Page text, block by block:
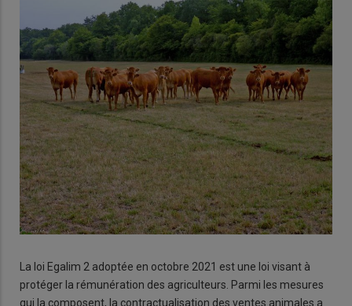
La loi Egalim 2 adoptée en octobre 2021 est une loi visant à
protéger la rémunération des agriculteurs. Parmi les mesures
qui la composent, la contractualisation des ventes animales a